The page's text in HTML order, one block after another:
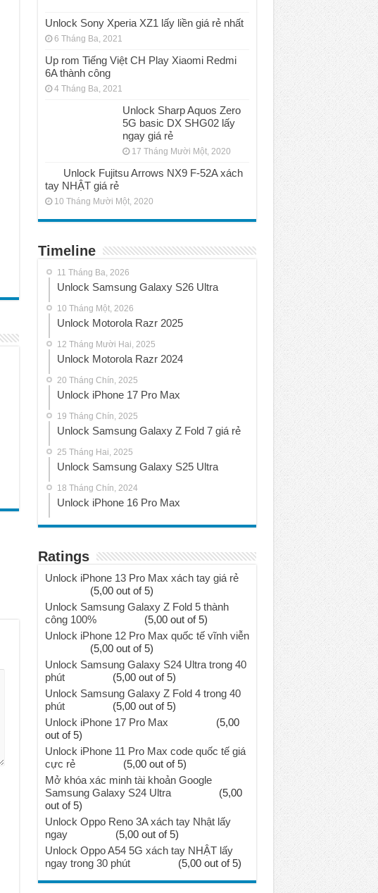
Unlock Sony Xperia XZ1 lấy liền giá rẻ nhất
6 Tháng Ba, 2021
Up rom Tiếng Việt CH Play Xiaomi Redmi
6A thành công
4 Tháng Ba, 2021
Unlock Sharp Aquos Zero
5G basic DX SHG02 lấy
ngay giá rẻ
17 Tháng Mười Một, 2020
Unlock Fujitsu Arrows NX9 F-52A xách
tay NHẬT giá rẻ
10 Tháng Mười Một, 2020
Timeline
11 Tháng Ba, 2026
Unlock Samsung Galaxy S26 Ultra
10 Tháng Một, 2026
Unlock Motorola Razr 2025
12 Tháng Mười Hai, 2025
Unlock Motorola Razr 2024
20 Tháng Chín, 2025
Unlock iPhone 17 Pro Max
19 Tháng Chín, 2025
Unlock Samsung Galaxy Z Fold 7 giá rẻ
25 Tháng Hai, 2025
Unlock Samsung Galaxy S25 Ultra
18 Tháng Chín, 2024
Unlock iPhone 16 Pro Max
Ratings
Unlock iPhone 13 Pro Max xách tay giá rẻ
(5,00 out of 5)
Unlock Samsung Galaxy Z Fold 5 thành
công 100%
(5,00 out of 5)
Unlock iPhone 12 Pro Max quốc tế vĩnh viễn
(5,00 out of 5)
Unlock Samsung Galaxy S24 Ultra trong 40
phút
(5,00 out of 5)
Unlock Samsung Galaxy Z Fold 4 trong 40
phút
(5,00 out of 5)
Unlock iPhone 17 Pro Max
(5,00
out of 5)
Unlock iPhone 11 Pro Max code quốc tế giá
cực rẻ
(5,00 out of 5)
Mở khóa xác minh tài khoản Google
Samsung Galaxy S24 Ultra
(5,00
out of 5)
Unlock Oppo Reno 3A xách tay Nhật lấy
ngay
(5,00 out of 5)
Unlock Oppo A54 5G xách tay NHẬT lấy
ngay trong 30 phút
(5,00 out of 5)